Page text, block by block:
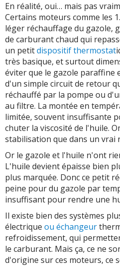
En réalité, oui… mais pas
Certains moteurs comme les
léger réchauffage du gazole,
de carburant chaud qui
un petitdispositif thermostat
très basique, et surtout
éviter que le gazole paraffine
d'un simple circuit de retour
réchauffé par la pompe ou
au filtre. La montée en
limitée, souvent insuffisante
chuter la viscosité de l'huile.
stabilisation que dans un vrai
Or le gazole et l'huile n'ont
L'huile devient épaisse bien
plus marquée. Donc ce petit
peine pour du gazole par
insuffisant pour rendre une
Il existe bien des systèmes
électrique ou échangeur
refroidissement, qui
le carburant. Mais ça, ce ne
d'origine sur ces moteurs, ce